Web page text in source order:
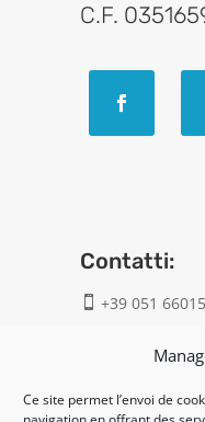
Ce site permet l’envoi de
C.F.
Contatti:
 +39 051
UNI EN ISO 9001: